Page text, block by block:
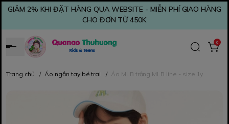
GIẢM 2% KHI ĐẶT HÀNG QUA WEBSITE - MIỄN PHÍ GIAO HÀNG
CHO ĐƠN TỪ 450K
0
Trang chủ / Áo ngắn tay bé trai / Áo MLB trắng MLB line - size 1y